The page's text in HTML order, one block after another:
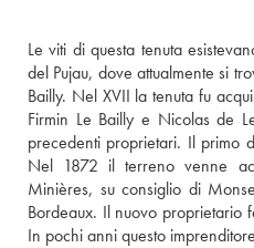
Le viti di questa tenuta
del Pujau, dove attualmente si
Bailly. Nel XVII la tenuta fu
Firmin Le Bailly e Nicolas de
precedenti proprietari. Il primo
Nel 1872 il terreno venne
Minières, su consiglio di
Bordeaux. Il nuovo proprietario
In pochi anni questo